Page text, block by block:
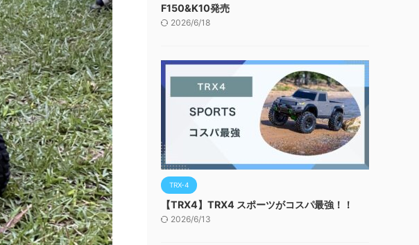
F150&K10発売
2026/6/18
TRX-4
【TRX4】TRX4 スポーツがコスパ最強！！
2026/6/13